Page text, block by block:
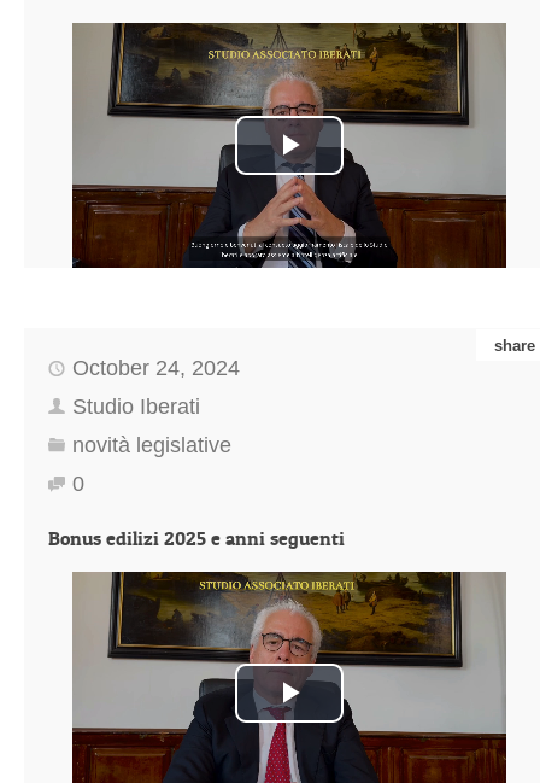
Play
Video
share
October 24, 2024
Studio Iberati
novità legislative
0
Bonus edilizi 2025 e anni seguenti
Play
Video